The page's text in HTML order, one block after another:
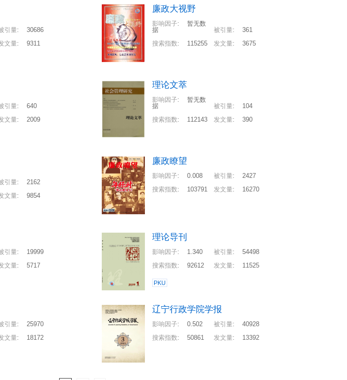
引量:
30686
文量: 9311
廉政大视野
影响因子:
暂无数
据
被引量:
361
搜索指数: 115255 发文量: 3675
引量:
640
文量: 2009
理论文萃
影响因子:
暂无数
据
被引量:
104
搜索指数: 112143 发文量: 390
引量:
2162
文量: 9854
廉政瞭望
影响因子: 0.008 被引量:
2427
搜索指数: 103791 发文量: 16270
引量:
19999
文量: 5717
理论导刊
影响因子: 1.340 被引量:
54498
搜索指数: 92612 发文量: 11525
PKU
引量:
25970
文量: 18172
辽宁行政学院学报
影响因子: 0.502 被引量:
40928
搜索指数: 50861 发文量: 13392